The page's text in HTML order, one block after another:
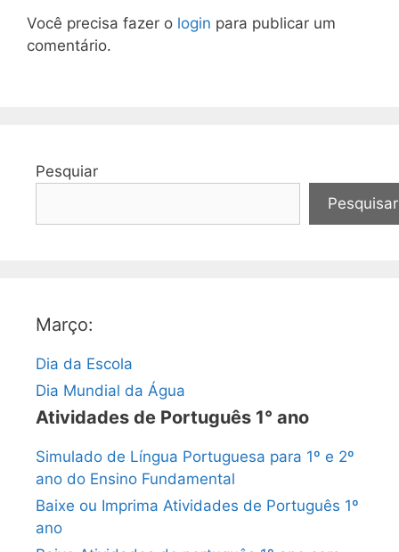
Você precisa fazer o login para publicar um
comentário.
Pesquiar
Pesquisar
Março:
Dia da Escola
Dia Mundial da Água
Atividades de Português 1° ano
Simulado de Língua Portuguesa para 1º e 2º
ano do Ensino Fundamental
Baixe ou Imprima Atividades de Português 1º
ano